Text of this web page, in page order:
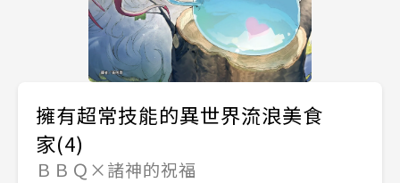
擁有超常技能的異世界流浪美食
家(4)
ＢＢＱ×諸神的祝福